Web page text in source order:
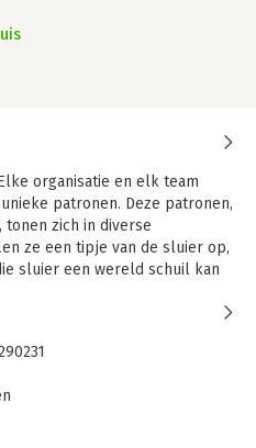
organisatie en elk team
patronen. Deze patronen,
tonen zich in diverse
ze een tipje van de sluier op,
sluier een wereld schuil kan
naar de
we die verschijnselen
zaken in organisaties